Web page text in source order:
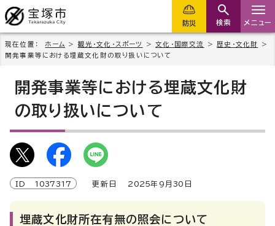
防災 検索 メニュー
現在位置： ホーム > 観光・文化・スポーツ >文化・国際交流 >歴史・文化財
>
開発事業等における埋蔵文化財の取り扱いについて
開発事業等における埋蔵文化財
の取り扱いについて
ID 1037317 更新日 2025年9月 30 日
埋蔵文化財所在有無の照会について